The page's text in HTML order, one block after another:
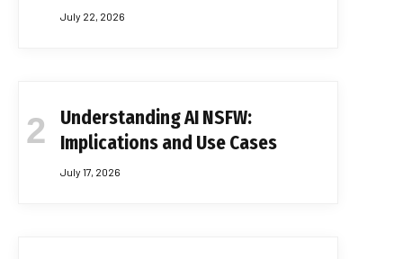
July 22, 2026
Understanding AI NSFW:
Implications and Use Cases
July 17, 2026